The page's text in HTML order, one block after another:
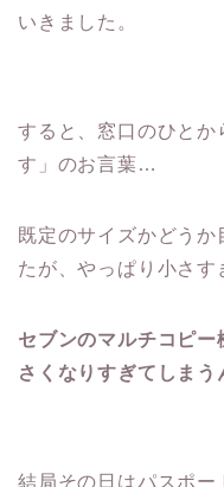
いきました。
すると、窓口のひとか
す」のお言葉…
既定のサイズかどう
たが、やっぱり小さす
セブンのマルチコピ
さくなりすぎてしまう
結局その日はパスポー